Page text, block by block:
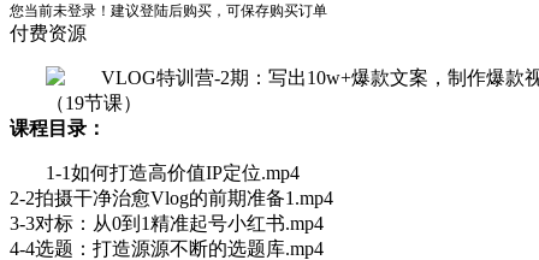
您当前未登录！建议登陆后购买，可保存购买订单
付费资源
课程目录：
1-1如何打造高价值IP定位.mp4
2-2拍摄干净治愈Vlog的前期准备1.mp4
3-3对标：从0到1精准起号小红书.mp4
4-4选题：打造源源不断的选题库.mp4